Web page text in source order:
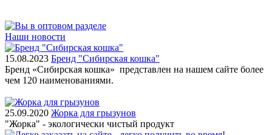
Наши новости
15.08.2023 Бренд "Сибирская кошка"
Бренд «Сибирская кошка» представлен на нашем сайте более
чем 120 наименованиями.
25.09.2020 Жорка для грызунов
"Жорка" - экологически чистый продукт